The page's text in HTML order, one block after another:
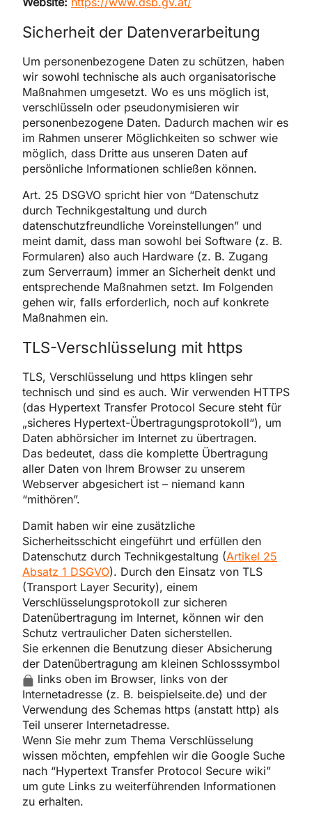
Sicherheit der Datenverarbeitung
Um personenbezogene Daten zu schützen, haben
wir sowohl technische als auch organisatorische
Maßnahmen umgesetzt. Wo es uns möglich ist,
verschlüsseln oder pseudonymisieren wir
personenbezogene Daten. Dadurch machen wir es
im Rahmen unserer Möglichkeiten so schwer wie
möglich, dass Dritte aus unseren Daten auf
persönliche Informationen schließen können.
Art. 25 DSGVO spricht hier von “Datenschutz
durch Technikgestaltung und durch
datenschutzfreundliche Voreinstellungen” und
meint damit, dass man sowohl bei Software (z. B.
Formularen) also auch Hardware (z. B. Zugang
zum Serverraum) immer an Sicherheit denkt und
entsprechende Maßnahmen setzt. Im Folgenden
gehen wir, falls erforderlich, noch auf konkrete
Maßnahmen ein.
TLS-Verschlüsselung mit https
TLS, Verschlüsselung und https klingen sehr
technisch und sind es auch. Wir verwenden HTTPS
(das Hypertext Transfer Protocol Secure steht für
„sicheres Hypertext-Übertragungsprotokoll“), um
Daten abhörsicher im Internet zu übertragen.
Das bedeutet, dass die komplette Übertragung
aller Daten von Ihrem Browser zu unserem
Webserver abgesichert ist – niemand kann
“mithören”.
Damit haben wir eine zusätzliche
Sicherheitsschicht eingeführt und erfüllen den
Datenschutz durch Technikgestaltung (Artikel 25
Absatz 1 DSGVO). Durch den Einsatz von TLS
(Transport Layer Security), einem
Verschlüsselungsprotokoll zur sicheren
Datenübertragung im Internet, können wir den
Schutz vertraulicher Daten sicherstellen.
Sie erkennen die Benutzung dieser Absicherung
der Datenübertragung am kleinen Schlosssymbol
links oben im Browser, links von der
Internetadresse (z. B. beispielseite.de) und der
Verwendung des Schemas https (anstatt http) als
Teil unserer Internetadresse.
Wenn Sie mehr zum Thema Verschlüsselung
wissen möchten, empfehlen wir die Google Suche
nach “Hypertext Transfer Protocol Secure wiki”
um gute Links zu weiterführenden Informationen
zu erhalten.